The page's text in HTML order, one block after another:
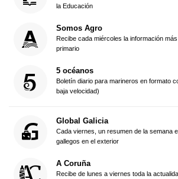
la Educación
Somos Agro
Recibe cada miércoles la información
primario
5 océanos
Boletín diario para marineros en formato
baja velocidad)
Global Galicia
Cada viernes, un resumen de la semana
gallegos en el exterior
A Coruña
Recibe de lunes a viernes toda la